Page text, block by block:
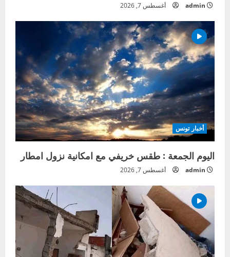
admin أغسطس 7, 2026
أخبار تونس
اليوم الجمعة : طقس خريفي مع امكانية نزول امطار
admin أغسطس 7, 2026